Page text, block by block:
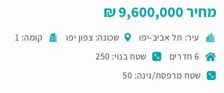
מחיר9,600,000
עיר: תל אביב-יפו שכונה: צפון יפו
קומה: 1
6 חדרים
שטח בנוי: 250
שטח מרפסת/גינה: 50